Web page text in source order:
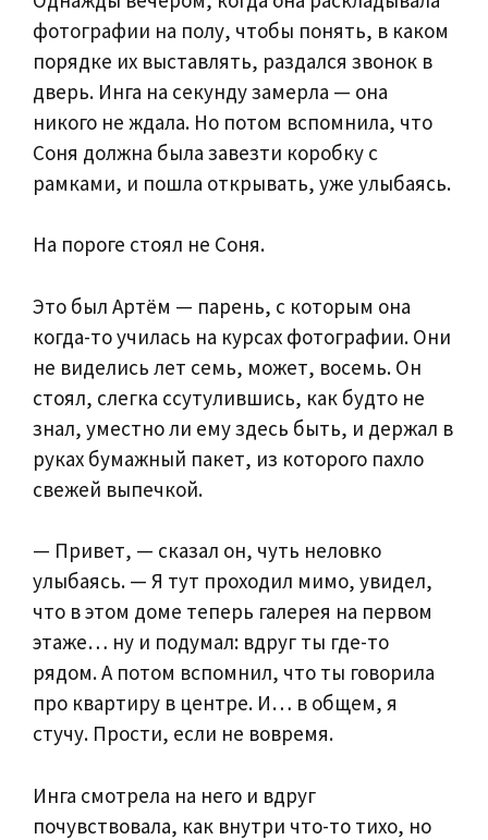
фотографии на полу, чтобы понять, в каком
порядке их выставлять, раздался звонок в
дверь. Инга на секунду замерла — она
никого не ждала. Но потом вспомнила, что
Соня должна была завезти коробку с
рамками, и пошла открывать, уже улыбаясь.
На пороге стоял не Соня.
Это был Артём — парень, с которым она
когда-то училась на курсах фотографии. Они
не виделись лет семь, может, восемь. Он
стоял, слегка ссутулившись, как будто не
знал, уместно ли ему здесь быть, и держал в
руках бумажный пакет, из которого пахло
свежей выпечкой.
— Привет, — сказал он, чуть неловко
улыбаясь. — Я тут проходил мимо, увидел,
что в этом доме теперь галерея на первом
этаже… ну и подумал: вдруг ты где-то
рядом. А потом вспомнил, что ты говорила
про квартиру в центре. И… в общем, я
стучу. Прости, если не вовремя.
Инга смотрела на него и вдруг
почувствовала, как внутри что-то тихо, но